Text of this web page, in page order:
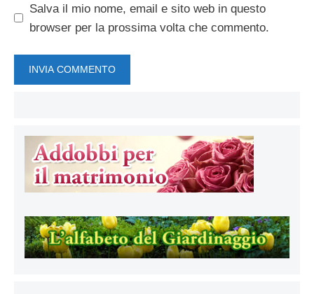
Salva il mio nome, email e sito web in questo
browser per la prossima volta che commento.